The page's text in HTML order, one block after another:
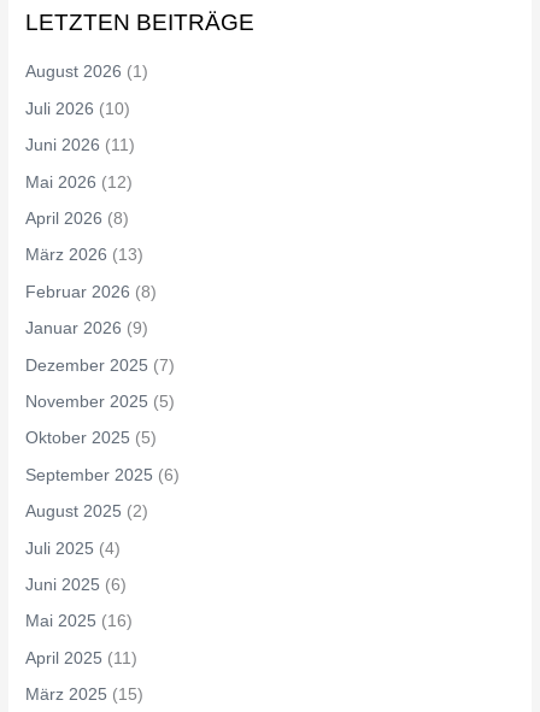
LETZTEN BEITRÄGE
August 2026 (1)
Juli 2026 (10)
Juni 2026 (11)
Mai 2026 (12)
April 2026 (8)
März 2026 (13)
Februar 2026 (8)
Januar 2026 (9)
Dezember 2025 (7)
November 2025 (5)
Oktober 2025 (5)
September 2025 (6)
August 2025 (2)
Juli 2025 (4)
Juni 2025 (6)
Mai 2025 (16)
April 2025 (11)
März 2025 (15)